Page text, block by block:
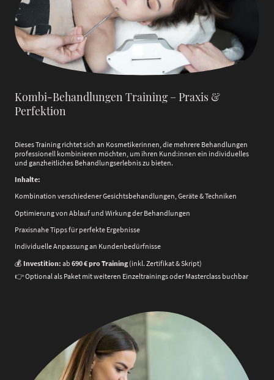
Kombi-Behandlungen Training – Praxis &
Perfektion
Dieses Training richtet sich an Kosmetikerinnen, die mehrere Behandlungen
professionell kombinieren möchten, um ihren Kund:innen ein individuelles
und ganzheitliches Behandlungserlebnis zu bieten.
Inhalte:
Kombination verschiedener Gesichtsbehandlungen, Geräte & Techniken
Optimierung von Ablauf und Wirkung der Behandlungen
Praxisnahe Tipps für perfekte Ergebnisse
Individuelle Anpassung an Kundenbedürfnisse
💰 Investition: ab 690 € pro Training(inkl. Zertifikat & Skript)
👉 Optional als Paket mit weiteren Einzeltrainings oder Masterclass buchbar